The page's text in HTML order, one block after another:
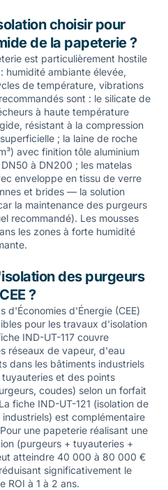
choisir pour
de la papeterie ?
est particulièrement hostile
humidité ambiante élevée,
de température, vibrations
sont : le silicate de
à haute température
résistant à la compression
; la laine de roche
avec finition tôle aluminium
à DN200 ; les matelas
enveloppe en tissu de verre
et brides — la solution
la maintenance des purgeurs
recommandé). Les mousses
les zones à forte humidité
des purgeurs
?
d'Économies d'Énergie (CEE)
pour les travaux d'isolation
IND-UT-117 couvre
réseaux de vapeur, d'eau
dans les bâtiments industriels
et des points
coudes) selon un forfait
fiche IND-UT-121 (isolation de
est complémentaire
une papeterie réalisant une
(purgeurs + tuyauteries +
atteindre 40 000 à 80 000 €
significativement le
ROI à 1 à 2 ans.